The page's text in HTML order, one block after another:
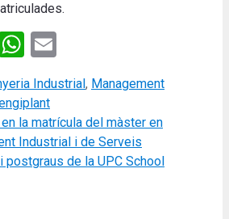
Facebook
WhatsApp
Industrial , ManagementTags
la matrícula del màster en
Industrial i de Serveis
postgraus de la UPC School